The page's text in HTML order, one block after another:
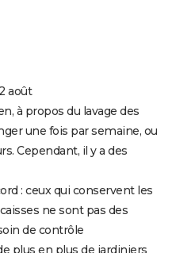
août
à propos du lavage des
une fois par semaine, ou
Cependant, il y a des
: ceux qui conservent les
ne sont pas des
de contrôle
plus en plus de jardiniers